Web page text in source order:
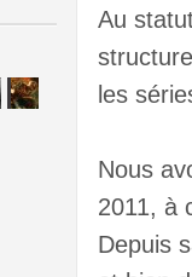
Au
les
Nous
2011, à
Depuis